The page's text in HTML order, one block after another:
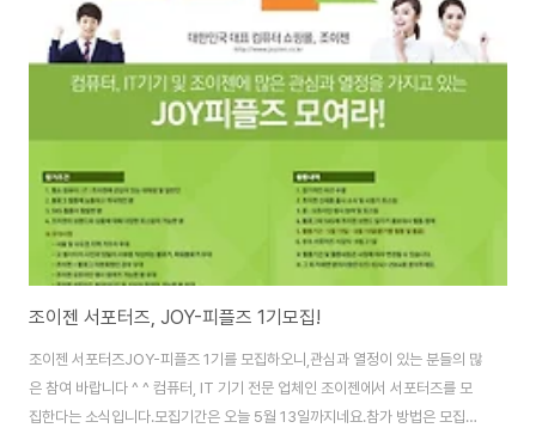
조이젠 서포터즈, JOY-피플즈 1기모집!
조이젠 서포터즈JOY-피플즈 1기를 모집하오니,관심과 열정이 있는 분들의 많
은 참여 바랍니다 ^ ^ 컴퓨터, IT 기기 전문 업체인 조이젠에서 서포터즈를 모
집한다는 소식입니다.모집기간은 오늘 5월 13일까지네요.참가 방법은 모집공